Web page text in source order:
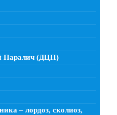
Паралич (ДЦП)
– лордоз, сколиоз,